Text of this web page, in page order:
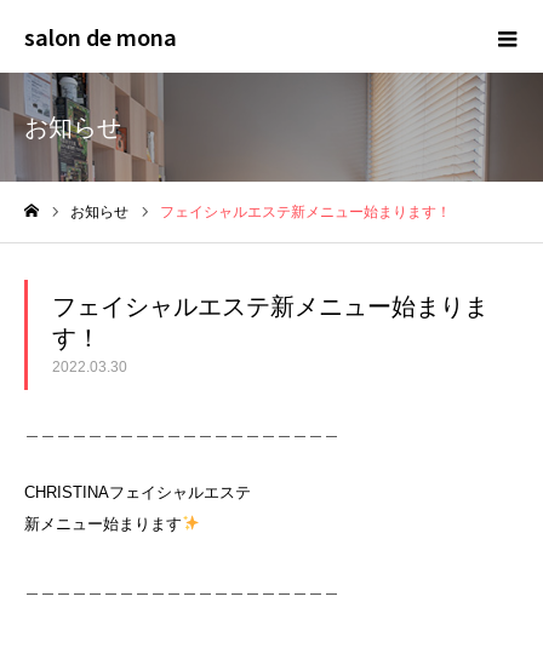
salon de mona
お知らせ
お知らせ フェイシャルエステ新メニュー始まります！
フェイシャルエステ新メニュー始まりま
す！
2022.03.30
CHRISTINAフェイシャルエステ⁡
新メニュー始まります